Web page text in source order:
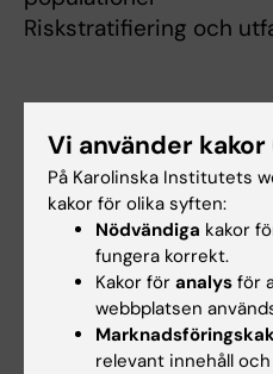
Riskstratifiering och
Undervisning
Amanuens för termin
(hösten 2021 och
teambaserat lärande
läkarstudenter.
Vi använder
På Karolinska Institutets
kakor för olika syften:
Nödvändiga kakor
fungera korrekt.
Kakor för analys för
webbplatsen
relevant innehåll